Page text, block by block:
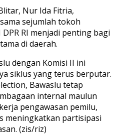
Nur Ida Fitria,
sejumlah tokoh
RI menjadi penting bagi
di daerah.
dengan Komisi II ini
siklus yang terus berputar.
Bawaslu tetap
internal maulun
pengawasan pemilu,
meningkatkan partisipasi
(zis/riz)